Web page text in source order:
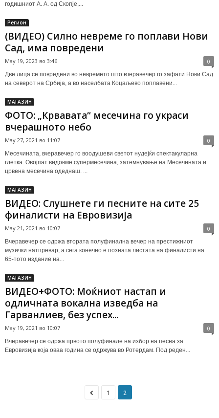
годишниот А. А. од Скопје,...
Регион
(ВИДЕО) Силно невреме го поплави Нови
Сад, има повредени
May 19, 2023 во 3:46 0
Две лица се повредени во невремето што вчеравечер го зафати Нови Сад
на северот на Србија, а во населбата Коцаљево поплавени...
МАГАЗИН
ФОТО: „Крвавата“ месечина го украси
вчерашното небо
May 27, 2021 во 11:07 0
Месечината, вчеравечер го воодушеви светот нудејќи спектакуларна
глетка. Овојпат видовме супермесечина, затемнување на Месечината и
црвена месечина одеднаш. ...
МАГАЗИН
ВИДЕО: Слушнете ги песните на сите 25
финалисти на Евровизија
May 21, 2021 во 10:07 0
Вчеравечер се одржа втората полуфинална вечер на престижниот
музички натпревар, а сега конечно е позната листата на финалисти на
65-тото издание на...
МАГАЗИН
ВИДЕО+ФОТО: Моќниот настап и
одличната вокална изведба на
Гарванлиев, без успех...
May 19, 2021 во 10:07 0
Вчеравечер се одржа првото полуфинале на избор на песна за
Евровизија која оваа година се одржува во Ротердам. Под реден...
1 2